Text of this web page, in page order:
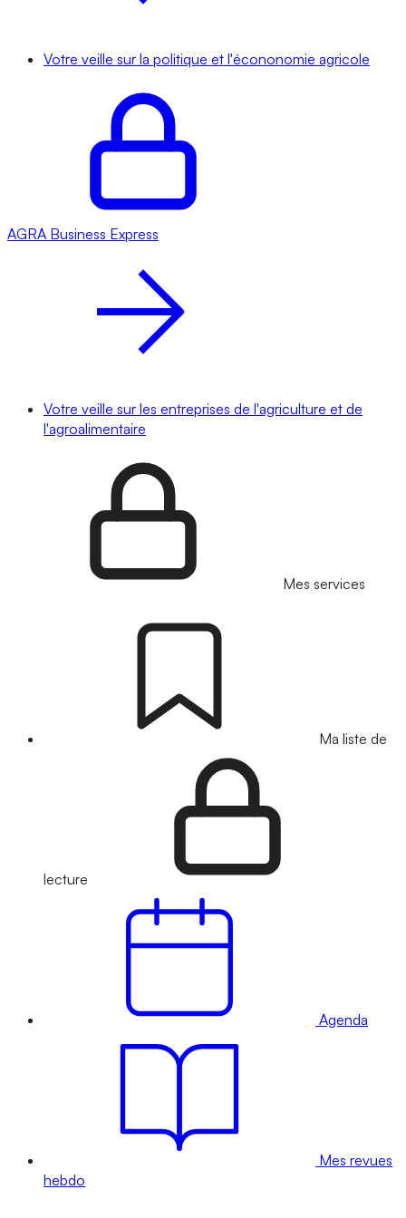
Votre veille sur la politique et l'écononomie agricole
AGRA Business Express
Votre veille sur les entreprises de l'agriculture et de
l'agroalimentaire
Mes services
Ma liste de
lecture
Agenda
Mes revues
hebdo